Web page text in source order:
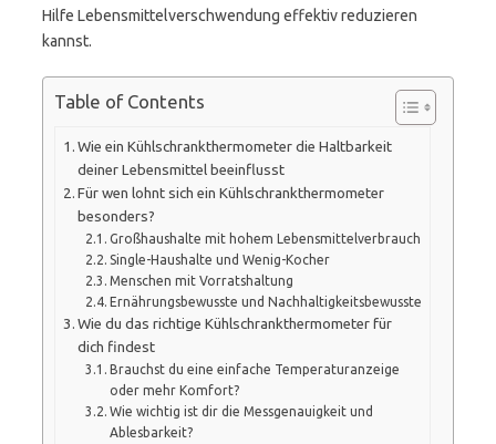
Hilfe Lebensmittelverschwendung effektiv reduzieren
kannst.
Table of Contents
Wie ein Kühlschrankthermometer die Haltbarkeit
deiner Lebensmittel beeinflusst
Für wen lohnt sich ein Kühlschrankthermometer
besonders?
Großhaushalte mit hohem Lebensmittelverbrauch
Single-Haushalte und Wenig-Kocher
Menschen mit Vorratshaltung
Ernährungsbewusste und Nachhaltigkeitsbewusste
Wie du das richtige Kühlschrankthermometer für
dich findest
Brauchst du eine einfache Temperaturanzeige
oder mehr Komfort?
Wie wichtig ist dir die Messgenauigkeit und
Ablesbarkeit?